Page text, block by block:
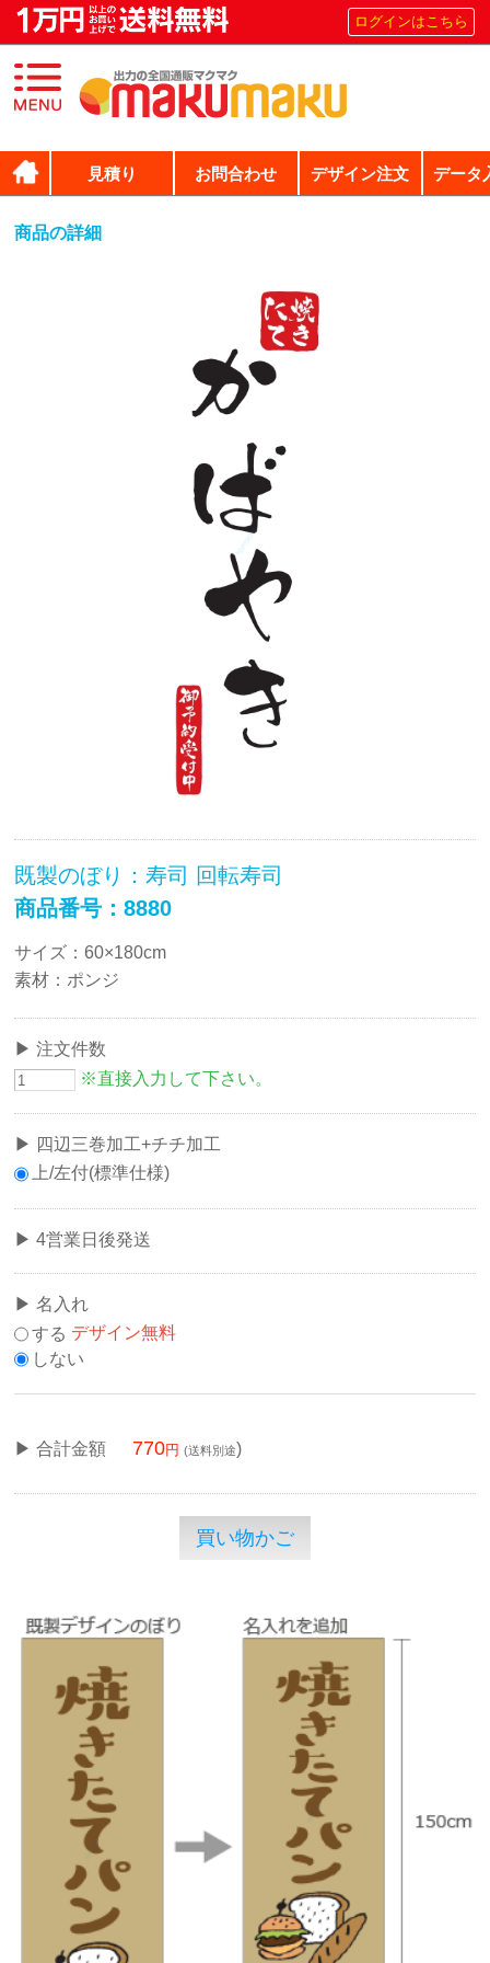
ログインはこちら
見積り お問合わせ デザイン注文 データ
商品の詳細
既製のぼり：寿司 回転寿司
商品番号：8880
サイズ：60×180cm
素材：ポンジ
注文件数
※直接入力して下さい。
四辺三巻加工+チチ加工
上/左付(標準仕様)
4営業日後発送
名入れ
する デザイン無料
しない
合計金額 770 (送料別途)